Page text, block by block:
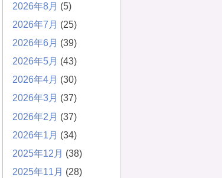
2026年8月 (5)
2026年7月 (25)
2026年6月 (39)
2026年5月 (43)
2026年4月 (30)
2026年3月 (37)
2026年2月 (37)
2026年1月 (34)
2025年12月 (38)
2025年11月 (28)